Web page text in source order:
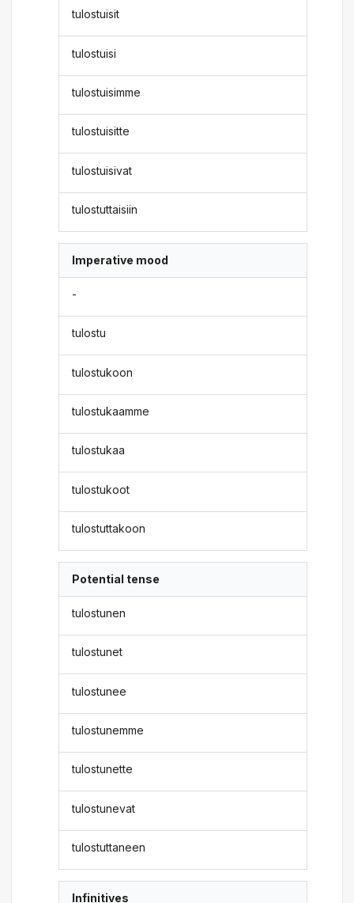
tulostuisit
tulostuisi
tulostuisimme
tulostuisitte
tulostuisivat
tulostuttaisiin
Imperative mood
-
tulostu
tulostukoon
tulostukaamme
tulostukaa
tulostukoot
tulostuttakoon
Potential tense
tulostunen
tulostunet
tulostunee
tulostunemme
tulostunette
tulostunevat
tulostuttaneen
Infinitives